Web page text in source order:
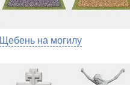
Щебень на могилу